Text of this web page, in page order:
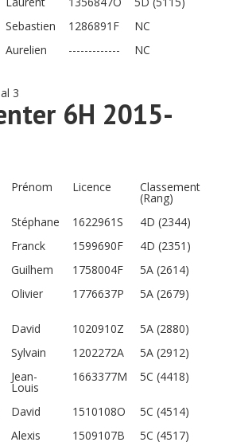
Sebastien 1286891F
NC
Aurelien ------------- NC
3
6H 2015-
Prénom Licence Classement
(Rang)
Stéphane 1622961S
4D (2344)
Franck 1599690F
4D (2351)
Guilhem 1758004F
5A (2614)
Olivier 1776637P 5A (2679)
David 1020910Z
5A (2880)
Sylvain 1202272A
5A (2912)
Jean-
Louis
1663377M 5C (4418)
David 1510108O
5C (4514)
Alexis 1509107B 5C (4517)